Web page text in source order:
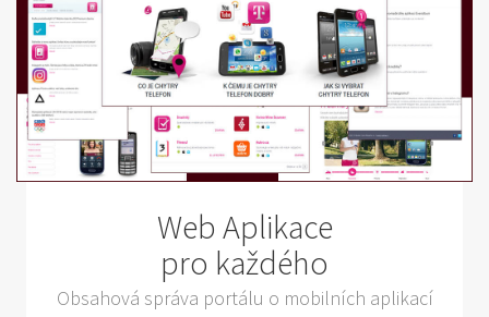
Web Aplikace
pro každého
Obsahová správa portálu o mobilních aplikací